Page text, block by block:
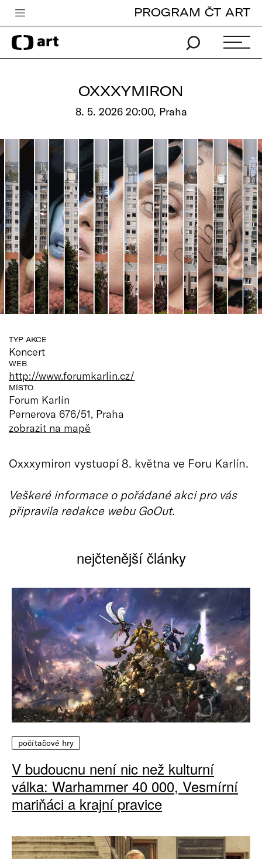
Česká televize
Zpravodajství
Pro děti
edu
Vše o ČT
PROGRAM ČT ART
OXXXYMIRON
8. 5. 2026 20:00, Praha
TYP AKCE
Koncert
WEB
http://www.forumkarlin.cz/
MÍSTO
Forum Karlín
Pernerova 676/51, Praha
zobrazit na mapě
Oxxxymiron vystuopí 8. května ve Foru Karlín.
Veškeré informace o pořádané akci pro vás
připravila redakce webu GoOut.
nejčtenější články
počítačové hry
V budoucnu není nic než kulturní
válka: Warhammer 40 000, Vesmírní
mariňáci a krajní pravice